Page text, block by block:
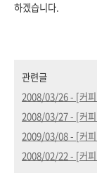
하겠습니다.
관련글
2008/03/26 - [커피
2008/03/27 - [커피
2009/03/08 - [커피
2008/02/22 - [커피